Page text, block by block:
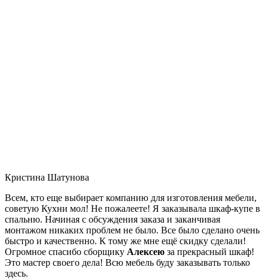
Кристина Шатунова
Всем, кто еще выбирает компанию для изготовления мебели,
советую Кухни мол! Не пожалеете! Я заказывала шкаф-купе в
спальню. Начиная с обсуждения заказа и заканчивая
монтажом никаких проблем не было. Все было сделано очень
быстро и качественно. К тому же мне ещё скидку сделали!
Огромное спасибо сборщику Алексею за прекрасный шкаф!
Это мастер своего дела! Всю мебель буду заказывать только
здесь.